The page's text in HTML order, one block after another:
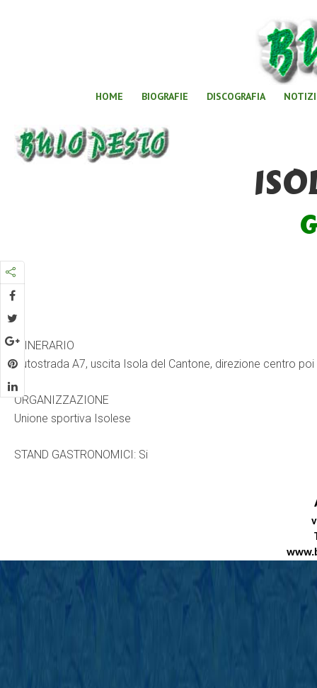
HOME BIOGRAFIE DISCOGRAFIA
ITINERARIO
Autostrada A7, uscita Isola del Cantone, direzione centro
ORGANIZZAZIONE
Unione sportiva Isolese
STAND GASTRONOMICI: Si